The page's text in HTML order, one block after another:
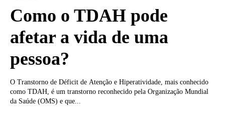
Como o TDAH pode
afetar a vida de uma
pessoa?
O Transtorno de Déficit de Atenção e Hiperatividade, mais conhecido
como TDAH, é um transtorno reconhecido pela Organização Mundial
da Saúde (OMS) e que...